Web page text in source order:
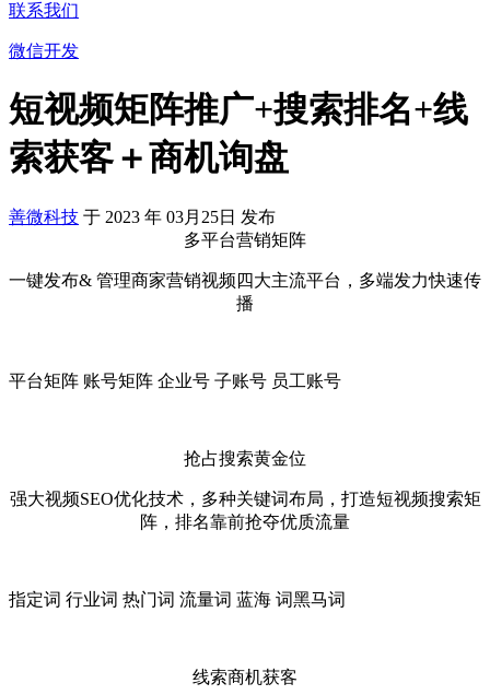
联系我们
微信开发
短视频矩阵推广+搜索排名+线
索获客＋商机询盘
善微科技 于 2023 年 03月25日 发布
多平台营销矩阵
一键发布& 管理商家营销视频四大主流平台，多端发力快速传
播
平台矩阵 账号矩阵 企业号 子账号 员工账号
抢占搜索黄金位
强大视频SEO优化技术，多种关键词布局，打造短视频搜索矩
阵，排名靠前抢夺优质流量
指定词 行业词 热门词 流量词 蓝海 词黑马词
线索商机获客